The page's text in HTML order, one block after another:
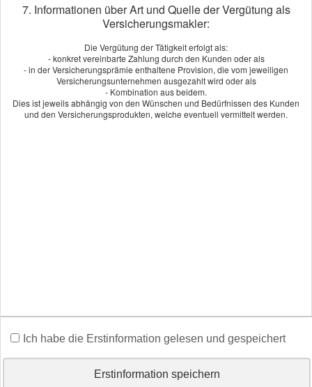
genau auf die Art der Unfälle zugeschnitten ist, die gerade
Nichtfachleuten auf dem Bau immer wieder passieren. Die
Versicherungssumme ist geringer als bei einer klassischen Unfall­
ver­si­che­rung, dafür sind die Beiträge minimal. Die Bauhelfer-Unfall­
ver­si­che­rung zahlt unabhängig von den Leistungen der
Berufsgenossenschaft, bei der sie alle Bauhelfer melden müssen.
Damit ist sie eine ideale Ergänzung zu den meist geringen
An­ge­bot an­for­dern
7. Informationen über Art und Quelle der Vergütung als
Versicherungsmakler:
Die Vergütung der Tätigkeit erfolgt als:
- konkret vereinbarte Zahlung durch den Kunden oder als
- in der Versicherungsprämie enthaltene Provision, die vom jeweiligen
Versicherungsunternehmen ausgezahlt wird oder als
- Kombination aus beidem.
Dies ist jeweils abhängig von den Wünschen und Bedürfnissen des Kunden
und den Versicherungsprodukten, welche eventuell vermittelt werden.
Ich habe die Erstinformation gelesen und gespeichert
Erstinformation speichern